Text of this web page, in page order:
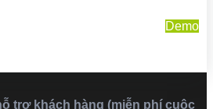
Demo
trợ khách hàng (miễn phí cuộc